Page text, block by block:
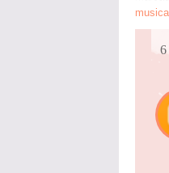
musical
6